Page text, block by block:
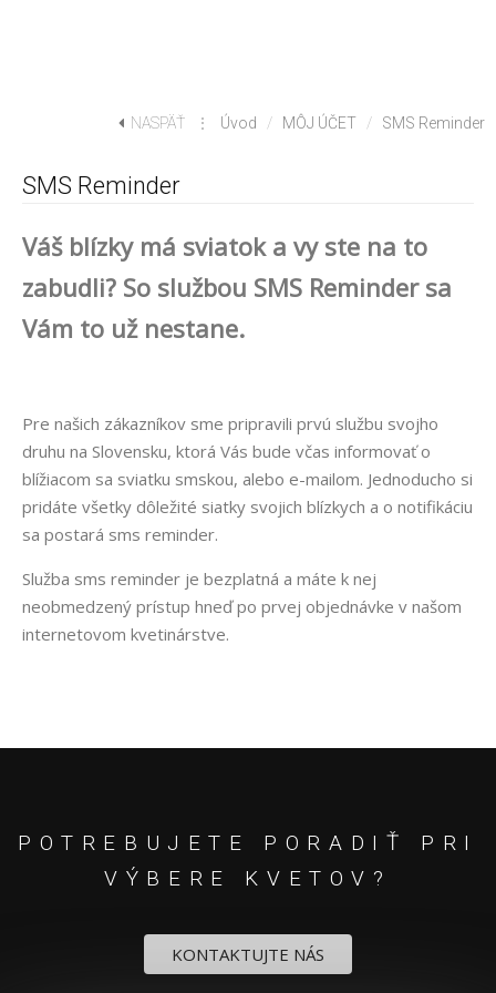
NASPÄŤ ⋮ Úvod / MÔJ ÚČET / SMS Reminder
SMS Reminder
Váš blízky má sviatok a vy ste na to
zabudli? So službou SMS Reminder sa
Vám to už nestane.
Pre našich zákazníkov sme pripravili prvú službu svojho
druhu na Slovensku, ktorá Vás bude včas informovať o
blížiacom sa sviatku smskou, alebo e-mailom. Jednoducho si
pridáte všetky dôležité siatky svojich blízkych a o notifikáciu
sa postará sms reminder.
Služba sms reminder je bezplatná a máte k nej
neobmedzený prístup hneď po prvej objednávke v našom
internetovom kvetinárstve.
POTREBUJETE PORADIŤ PRI
VÝBERE KVETOV?
KONTAKTUJTE NÁS